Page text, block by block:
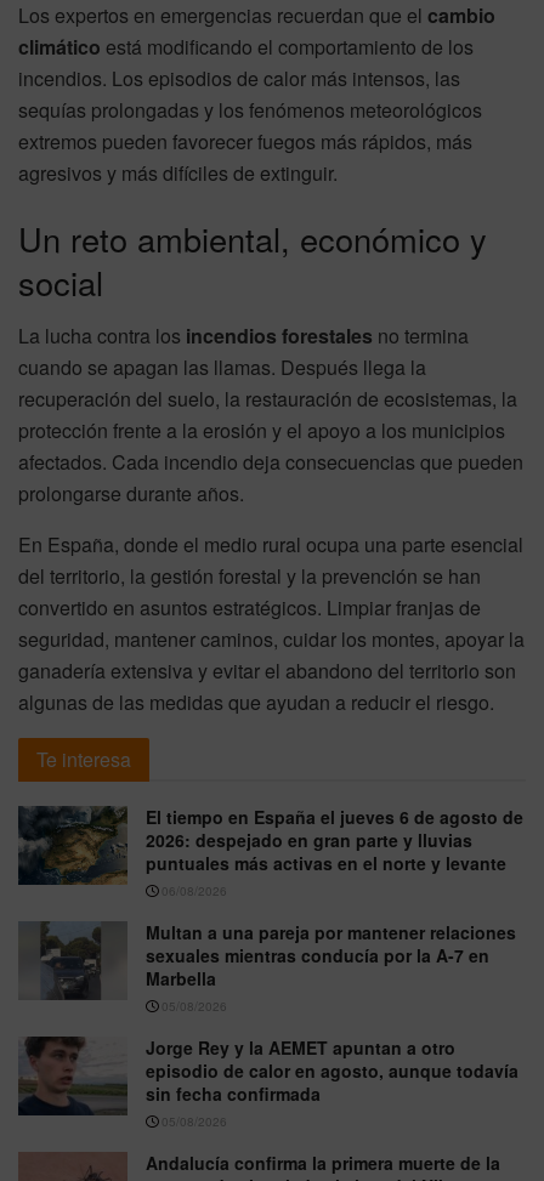
Los expertos en emergencias recuerdan que el cambio
climático está modificando el comportamiento de los
incendios. Los episodios de calor más intensos, las
sequías prolongadas y los fenómenos meteorológicos
extremos pueden favorecer fuegos más rápidos, más
agresivos y más difíciles de extinguir.
Un reto ambiental, económico y
social
La lucha contra los incendios forestales no termina
cuando se apagan las llamas. Después llega la
recuperación del suelo, la restauración de ecosistemas, la
protección frente a la erosión y el apoyo a los municipios
afectados. Cada incendio deja consecuencias que pueden
prolongarse durante años.
En España, donde el medio rural ocupa una parte esencial
del territorio, la gestión forestal y la prevención se han
convertido en asuntos estratégicos. Limpiar franjas de
seguridad, mantener caminos, cuidar los montes, apoyar la
ganadería extensiva y evitar el abandono del territorio son
algunas de las medidas que ayudan a reducir el riesgo.
Te interesa
El tiempo en España el jueves 6 de agosto de
2026: despejado en gran parte y lluvias
puntuales más activas en el norte y levante
06/08/2026
Multan a una pareja por mantener relaciones
sexuales mientras conducía por la A-7 en
Marbella
05/08/2026
Jorge Rey y la AEMET apuntan a otro
episodio de calor en agosto, aunque todavía
sin fecha confirmada
05/08/2026
Andalucía confirma la primera muerte de la